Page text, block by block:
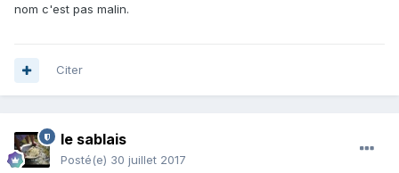
nom c'est pas malin.
Citer
le sablais
Posté(e) 30 juillet 2017